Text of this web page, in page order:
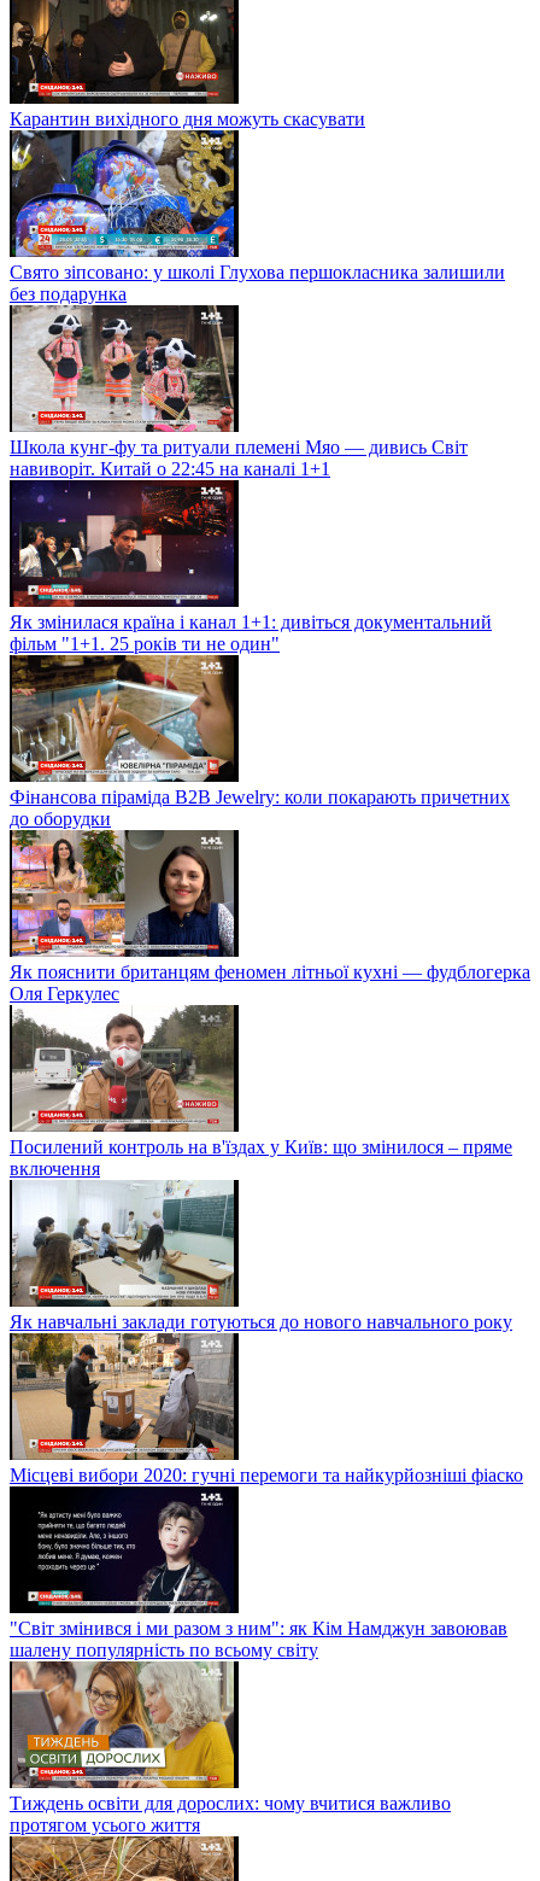
Карантин вихідного дня можуть скасувати
Свято зіпсовано: у школі Глухова першокласника залишили
без подарунка
Школа кунг-фу та ритуали племені Мяо — дивись Світ
навиворіт. Китай о 22:45 на каналі 1+1
Як змінилася країна і канал 1+1: дивіться документальний
фільм "1+1. 25 років ти не один"
Фінансова піраміда B2B Jewelry: коли покарають причетних
до оборудки
Як пояснити британцям феномен літньої кухні — фудблогерка
Оля Геркулес
Посилений контроль на в'їздах у Київ: що змінилося – пряме
включення
Як навчальні заклади готуються до нового навчального року
Місцеві вибори 2020: гучні перемоги та найкурйозніші фіаско
"Світ змінився і ми разом з ним": як Кім Намджун завоював
шалену популярність по всьому світу
Тиждень освіти для дорослих: чому вчитися важливо
протягом усього життя